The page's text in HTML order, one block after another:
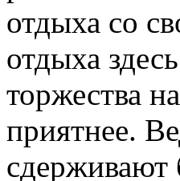
отдыха со
отдыха
торжества
приятнее.
сдерживают